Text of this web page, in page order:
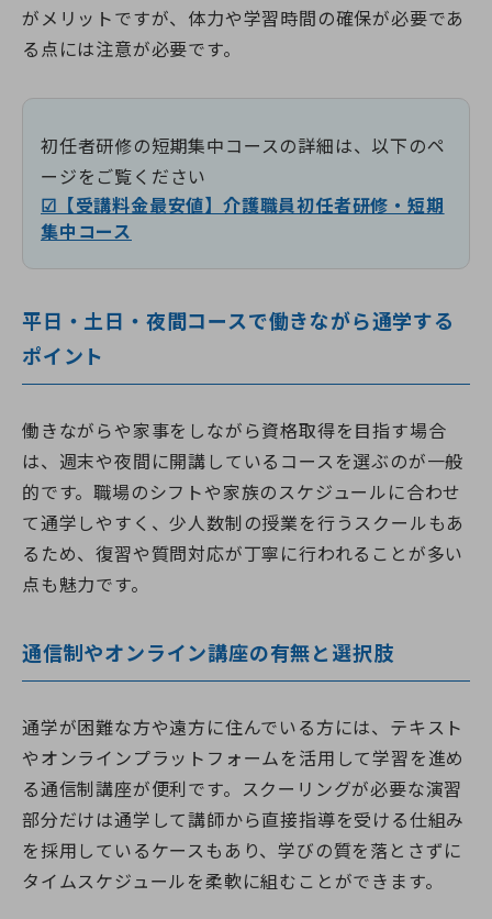
がメリットですが、体力や学習時間の確保が必要であ
る点には注意が必要です。
初任者研修の短期集中コースの詳細は、以下のペ
ージをご覧ください
☑【受講料金最安値】介護職員初任者研修・短期
集中コース
平日・土日・夜間コースで働きながら通学する
ポイント
働きながらや家事をしながら資格取得を目指す場合
は、週末や夜間に開講しているコースを選ぶのが一般
的です。職場のシフトや家族のスケジュールに合わせ
て通学しやすく、少人数制の授業を行うスクールもあ
るため、復習や質問対応が丁寧に行われることが多い
点も魅力です。
通信制やオンライン講座の有無と選択肢
通学が困難な方や遠方に住んでいる方には、テキスト
やオンラインプラットフォームを活用して学習を進め
る通信制講座が便利です。スクーリングが必要な演習
部分だけは通学して講師から直接指導を受ける仕組み
を採用しているケースもあり、学びの質を落とさずに
タイムスケジュールを柔軟に組むことができます。